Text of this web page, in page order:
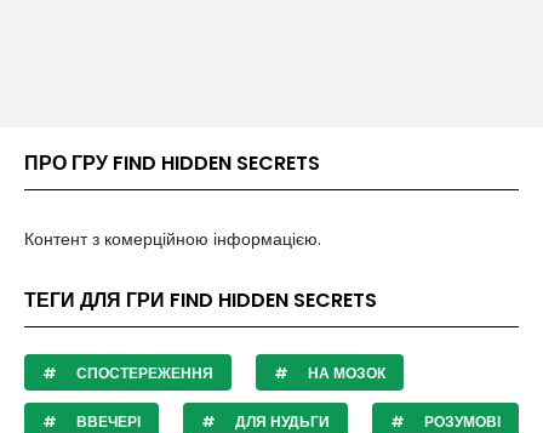
ПРО ГРУ FIND HIDDEN SECRETS
Контент з комерційною інформацією.
ТЕГИ ДЛЯ ГРИ FIND HIDDEN SECRETS
СПОСТЕРЕЖЕННЯ НА МОЗОК
ВВЕЧЕРІ ДЛЯ НУДЬГИ РОЗУМОВІ